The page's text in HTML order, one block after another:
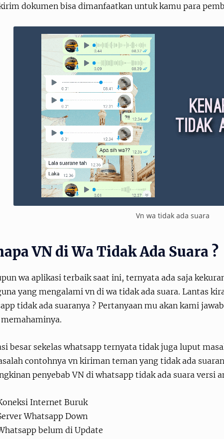
dokumen bisa dimanfaatkan untuk kamu para
Vn wa tidak ada suara
VN di Wa Tidak Ada Suara ?
wa aplikasi terbaik saat ini, ternyata ada saja
yang mengalami vn di wa tidak ada suara. Lantas
tidak ada suaranya ? Pertanyaan mu akan kami
besar sekelas whatsapp ternyata tidak juga luput
contohnya vn kiriman teman yang tidak ada
penyebab VN di whatsapp tidak ada suara versi
Internet Buruk
Whatsapp Down
belum di Update